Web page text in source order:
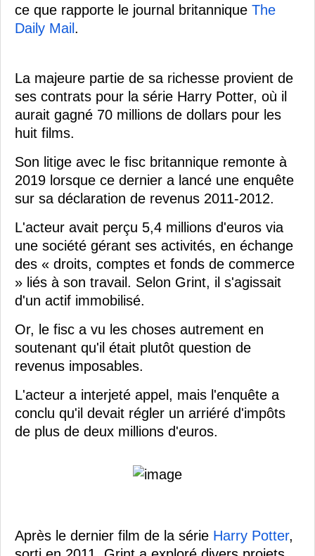
ce que rapporte le journal britannique The
Daily Mail .
La majeure partie de sa richesse provient de
ses contrats pour la série Harry Potter, où il
aurait gagné 70 millions de dollars pour les
huit films.
Son litige avec le fisc britannique remonte à
2019 lorsque ce dernier a lancé une enquête
sur sa déclaration de revenus 2011-2012.
L'acteur avait perçu 5,4 millions d'euros via
une société gérant ses activités, en échange
des « droits, comptes et fonds de commerce
» liés à son travail. Selon Grint, il s'agissait
d'un actif immobilisé.
Or, le fisc a vu les choses autrement en
soutenant qu'il était plutôt question de
revenus imposables.
L'acteur a interjeté appel, mais l'enquête a
conclu qu'il devait régler un arriéré d'impôts
de plus de deux millions d'euros.
Après le dernier film de la série Harry Potter,